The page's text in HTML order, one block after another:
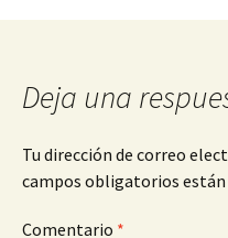
entradas
Deja una
Tu dirección de correo
campos obligatorios están
Comentario *